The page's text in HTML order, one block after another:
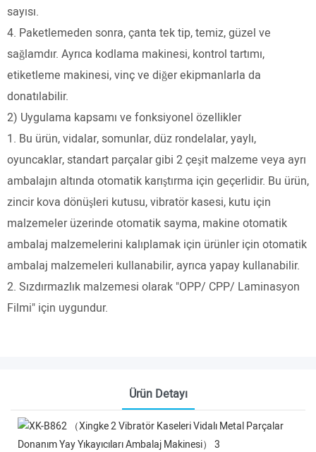
sayısı.
4. Paketlemeden sonra, çanta tek tip, temiz, güzel ve
sağlamdır. Ayrıca kodlama makinesi, kontrol tartımı,
etiketleme makinesi, vinç ve diğer ekipmanlarla da
donatılabilir.
2) Uygulama kapsamı ve fonksiyonel özellikler
1. Bu ürün, vidalar, somunlar, düz rondelalar, yaylı,
oyuncaklar, standart parçalar gibi 2 çeşit malzeme veya ayrı
ambalajın altında otomatik karıştırma için geçerlidir. Bu ürün,
zincir kova dönüşleri kutusu, vibratör kasesi, kutu için
malzemeler üzerinde otomatik sayma, makine otomatik
ambalaj malzemelerini kalıplamak için ürünler için otomatik
ambalaj malzemeleri kullanabilir, ayrıca yapay kullanabilir.
2. Sızdırmazlık malzemesi olarak "OPP/ CPP/ Laminasyon
Filmi" için uygundur.
Ürün Detayı